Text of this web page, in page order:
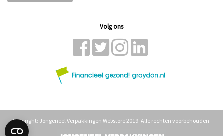
Volg ons
Copyright: Jongeneel Verpakkingen Webstore 2019. Alle rechten voorbehouden.